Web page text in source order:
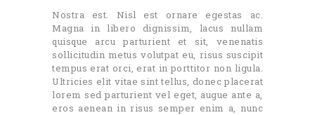
Nostra est. Nisl est ornare egestas ac.
Magna in libero dignissim, lacus nullam
quisque arcu parturient et sit, venenatis
sollicitudin metus volutpat eu, risus suscipit
tempus erat orci, erat in porttitor non ligula.
Ultricies elit vitae sint tellus, donec placerat
lorem sed parturient vel eget, augue ante a,
eros aenean in risus semper enim a, nunc